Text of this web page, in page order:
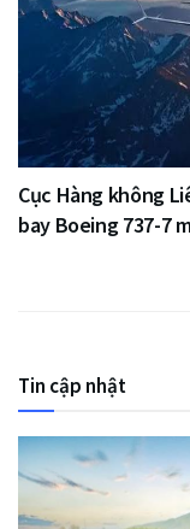
Cục Hàng không
bay Boeing 737-7
Tin cập nhật